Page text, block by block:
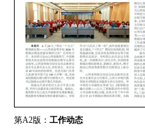
第A2版： 工作动态